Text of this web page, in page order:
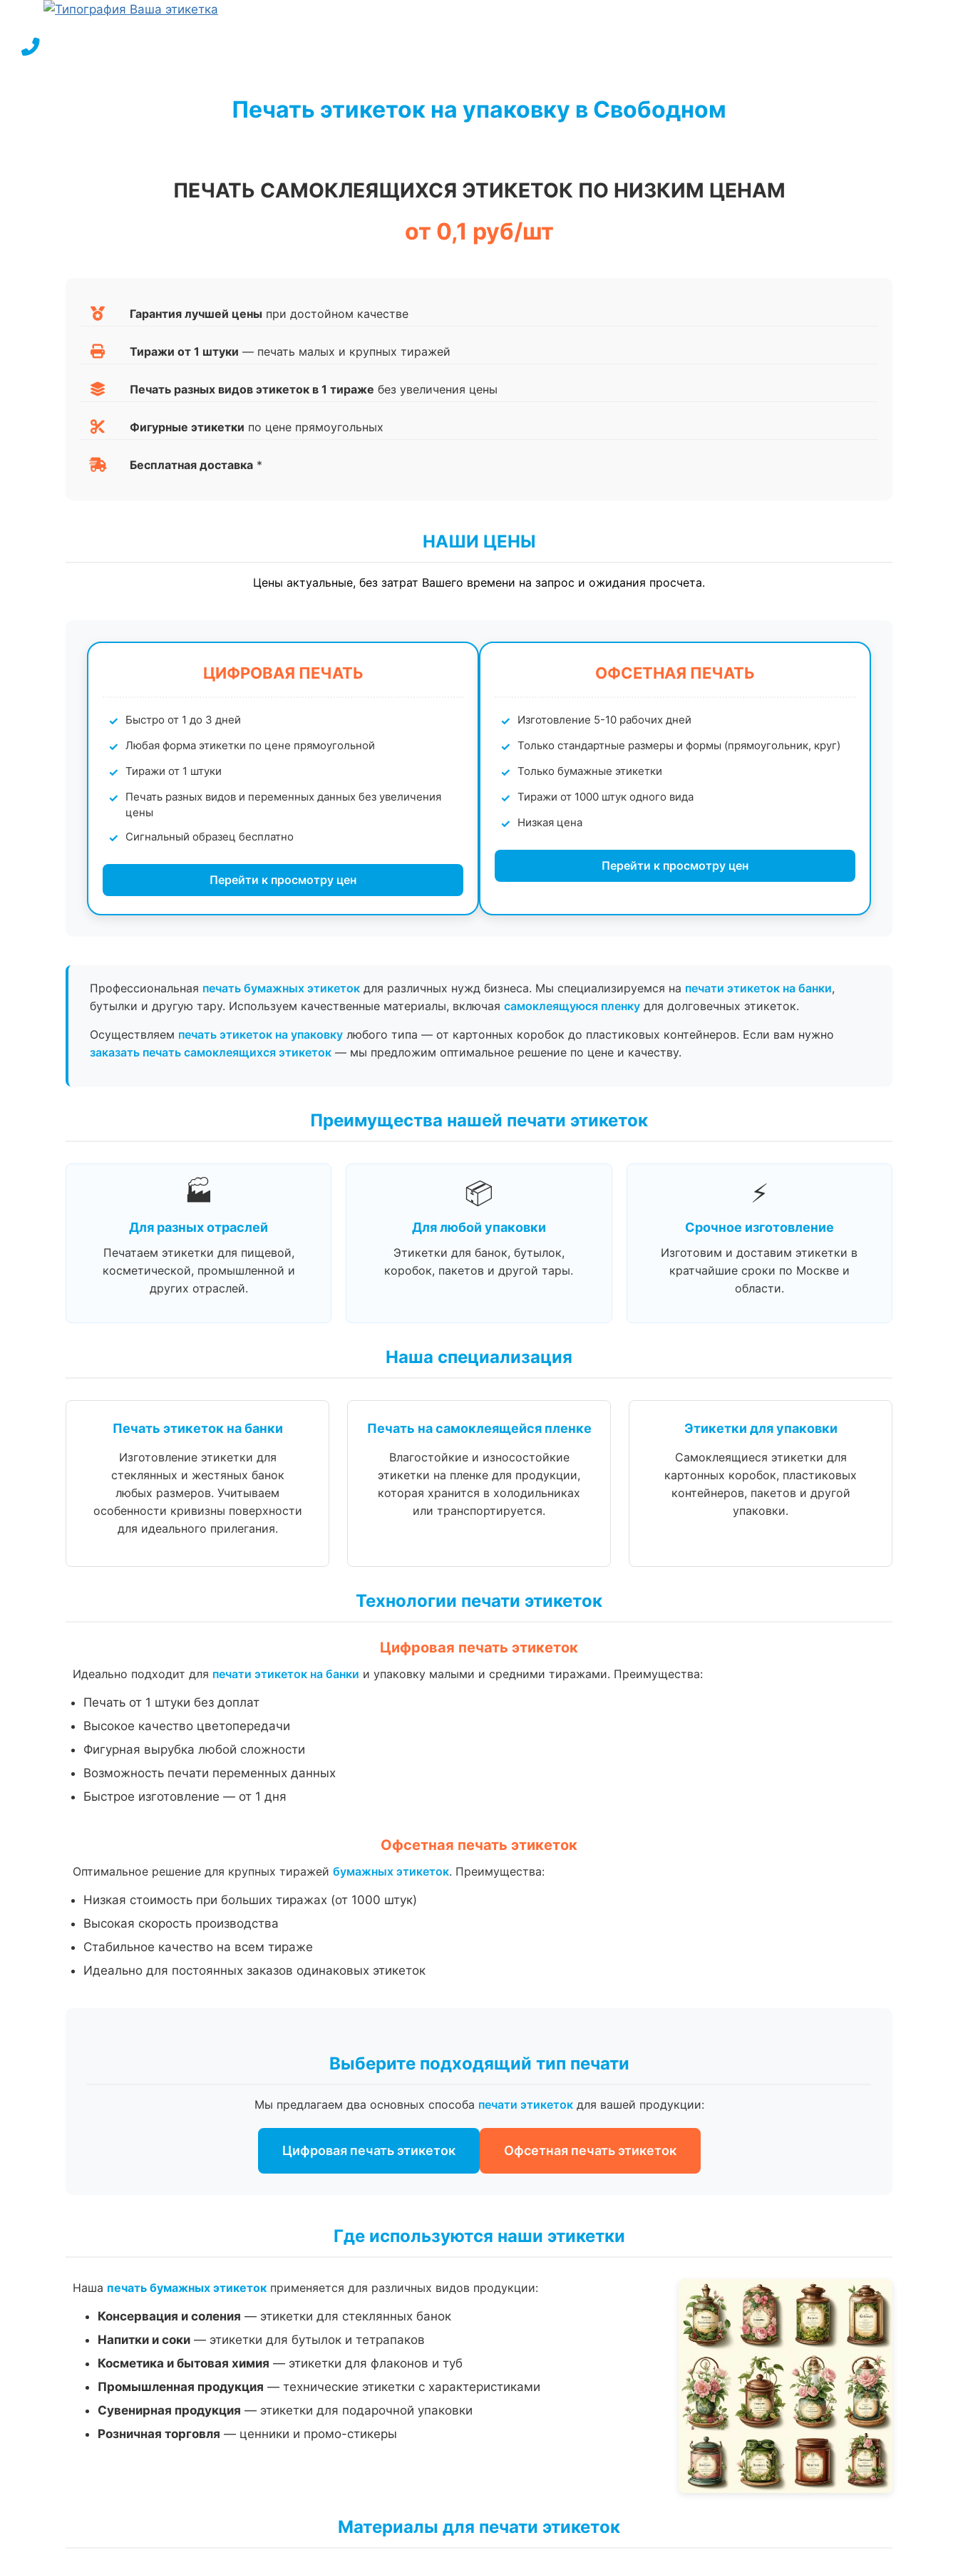
Перейти
содержимому
Печать этикеток на упаковку в Свободном
ПЕЧАТЬ САМОКЛЕЯЩИХСЯ ЭТИКЕТОК ПО НИЗКИМ ЦЕНАМ
от 0,1 руб/шт
Гарантия лучшей цены при достойном качестве
Тиражи от 1 штуки — печать малых и крупных тиражей
Печать разных видов этикеток в 1 тираже без увеличения цены
Фигурные этикетки по цене прямоугольных
Бесплатная доставка *
НАШИ ЦЕНЫ
Цены актуальные, без затрат Вашего времени на запрос и ожидания просчета.
ЦИФРОВАЯ ПЕЧАТЬ
Быстро от 1 до 3 дней
Любая форма этикетки по цене прямоугольной
Тиражи от 1 штуки
Печать разных видов и переменных данных без увеличения
цены
Сигнальный образец бесплатно
Перейти к просмотру цен
ОФСЕТНАЯ ПЕЧАТЬ
Изготовление 5-10 рабочих дней
Только стандартные размеры и формы (прямоугольник, круг)
Только бумажные этикетки
Тиражи от 1000 штук одного вида
Низкая цена
Перейти к просмотру цен
Профессиональная печать бумажных этикеток для различных нужд бизнеса. Мы специализируемся на печати этикеток на банки,
бутылки и другую тару. Используем качественные материалы, включая самоклеящуюся пленку для долговечных этикеток.
Осуществляем печать этикеток на упаковку любого типа — от картонных коробок до пластиковых контейнеров. Если вам нужно
заказать печать самоклеящихся этикеток — мы предложим оптимальное решение по цене и качеству.
Преимущества нашей печати этикеток
🏭
Для разных отраслей
Печатаем этикетки для пищевой,
косметической, промышленной и
других отраслей.
📦
Для любой упаковки
Этикетки для банок, бутылок,
коробок, пакетов и другой тары.
⚡
Срочное изготовление
Изготовим и доставим этикетки в
кратчайшие сроки по Москве и
области.
Наша специализация
Печать этикеток на банки
Изготовление этикетки для
стеклянных и жестяных банок
любых размеров. Учитываем
особенности кривизны поверхности
для идеального прилегания.
Печать на самоклеящейся пленке
Влагостойкие и износостойкие
этикетки на пленке для продукции,
которая хранится в холодильниках
или транспортируется.
Этикетки для упаковки
Самоклеящиеся этикетки для
картонных коробок, пластиковых
контейнеров, пакетов и другой
упаковки.
Технологии печати этикеток
Цифровая печать этикеток
Идеально подходит для печати этикеток на банки и упаковку малыми и средними тиражами. Преимущества:
Печать от 1 штуки без доплат
Высокое качество цветопередачи
Фигурная вырубка любой сложности
Возможность печати переменных данных
Быстрое изготовление — от 1 дня
Офсетная печать этикеток
Оптимальное решение для крупных тиражей бумажных этикеток. Преимущества:
Низкая стоимость при больших тиражах (от 1000 штук)
Высокая скорость производства
Стабильное качество на всем тираже
Идеально для постоянных заказов одинаковых этикеток
Выберите подходящий тип печати
Мы предлагаем два основных способа печати этикетокдля вашей продукции:
Цифровая печать этикеток Офсетная печать этикеток
Где используются наши этикетки
Наша печать бумажных этикеток применяется для различных видов продукции:
Консервация и соления — этикетки для стеклянных банок
Напитки и соки — этикетки для бутылок и тетрапаков
Косметика и бытовая химия — этикетки для флаконов и туб
Промышленная продукция — технические этикетки с характеристиками
Сувенирная продукция — этикетки для подарочной упаковки
Розничная торговля — ценники и промо-стикеры
Материалы для печати этикеток